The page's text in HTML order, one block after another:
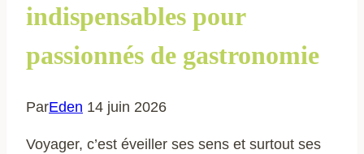
indispensables pour
passionnés de gastronomie
ParEden 14 juin 2026
Voyager, c’est éveiller ses sens et surtout ses